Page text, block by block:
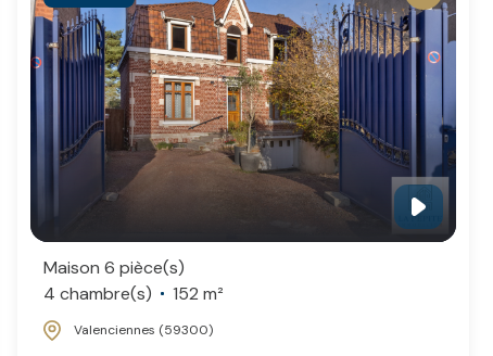
Maison 6 pièce(s)
4 chambre(s)
152 m²
Valenciennes (59300)